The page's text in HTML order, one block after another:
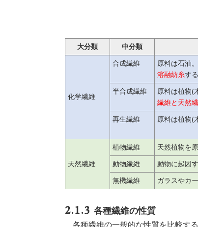
大分類 中分類
化学繊維
合成繊維
原料は石油
溶融紡糸する
半合成繊維 原料は植物(
繊維と天然
再生繊維 原料は植物(
天然繊維
植物繊維 天然植物を
動物繊維 動物に起因
無機繊維 ガラスやカ
各種繊維の性質
各種繊維の一般的な性質を比較す